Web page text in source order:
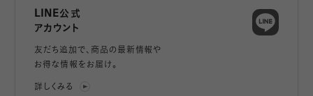
LINE公式
アカウント
友だち追加で、 商品の最新情報や
お得な情報をお届け。
詳しくみる